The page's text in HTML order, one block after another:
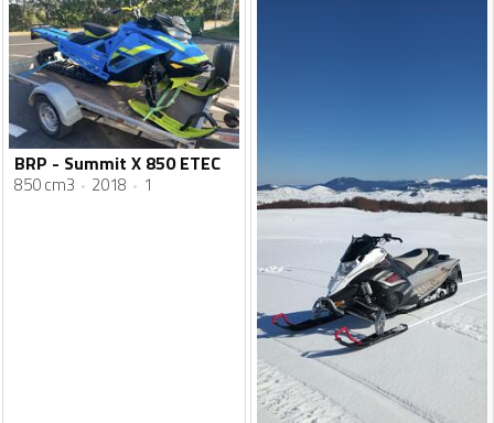
BRP - Summit X 850 ETEC
850 cm3 2018 1